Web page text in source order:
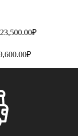
23,500.00₽
₽